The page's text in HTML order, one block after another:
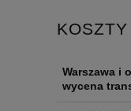
Warszawa i
wycena